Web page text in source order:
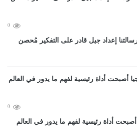
0
إعداد جيل قادر على التفكير مُحصن
0
أصبحت أداة رئيسية لفهم ما يدور في العالم